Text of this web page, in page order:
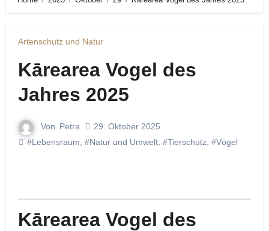
Artenschutz und Natur
Kārearea Vogel des
Jahres 2025
Von Petra
29. Oktober 2025
#Lebensraum #Natur und Umwelt, #Tierschutz #Vögel
Kārearea Vogel des